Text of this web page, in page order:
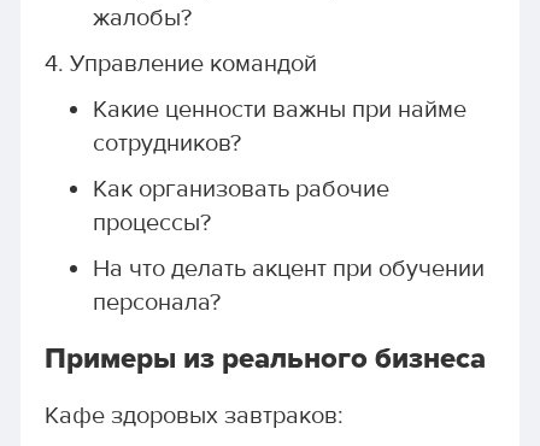
жалобы?
4. Управление командой
Какие ценности важны при найме
сотрудников?
Как организовать рабочие
процессы?
На что делать акцент при обучении
персонала?
Примеры из реального бизнеса
Кафе здоровых завтраков: